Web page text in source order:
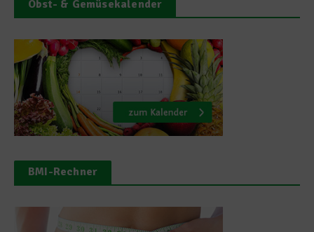
Obst- & Gemüsekalender
BMI-Rechner